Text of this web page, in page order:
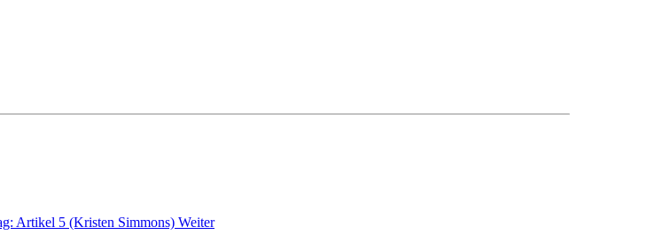
Artikel 5 (Kristen Simmons) Weiter